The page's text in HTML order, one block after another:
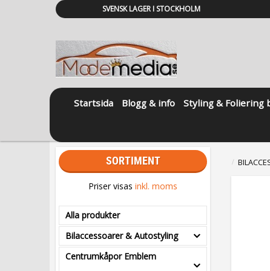
SVENSK LAGER I STOCKHOLM
Startsida Blogg & info Styling & Foliering
SORTIMENT
Priser visasinkl. moms
Alla produkter
Bilaccessoarer & Autostyling
Centrumkåpor Emblem